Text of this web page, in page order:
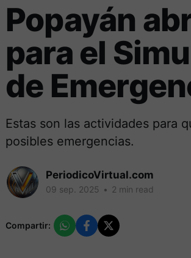
Popayán
para el
de
Estas son las actividades para
posibles emergencias.
PeriodicoVirtual.com
09 sep. 2025 • 2 min read
Compartir: